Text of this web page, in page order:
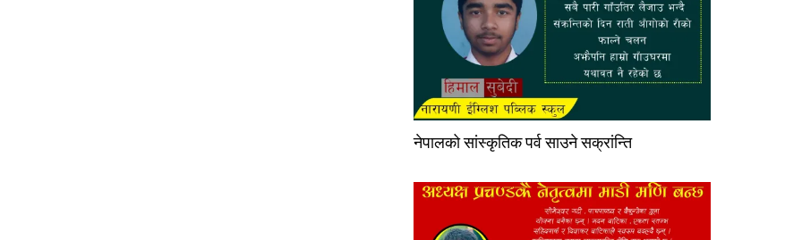
नेपालको सांस्कृतिक पर्व साउने सक्रांन्ति